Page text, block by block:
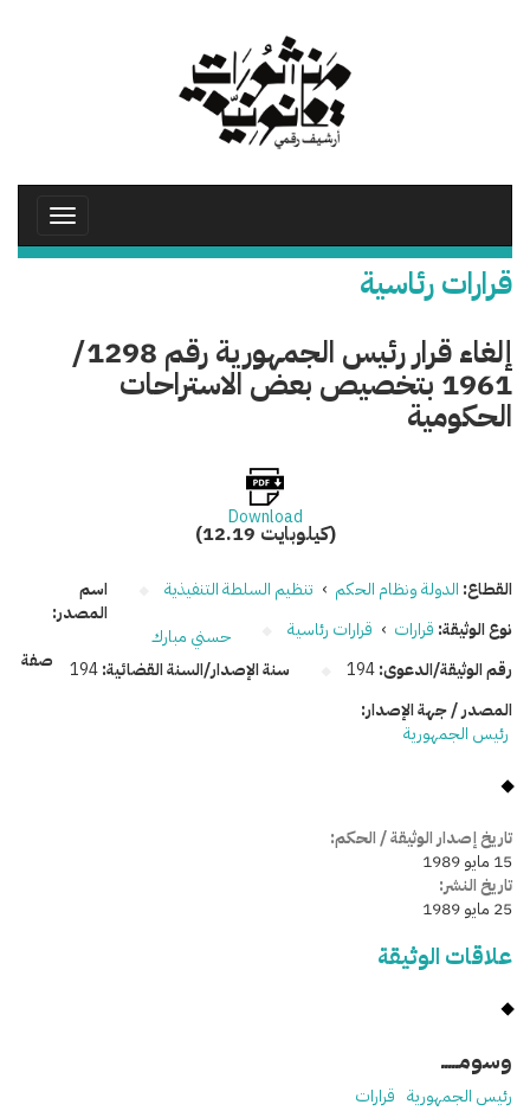
Toggle
قرارات رئاسية
إلغاء قرار رئيس الجمهورية رقم 1298/
1961 بتخصيص بعض الاستراحات
الحكومية
Download
(12.19 كيلوبايت)
القطاع: الدولة ونظام الحكم › تنظيم السلطة التنفيذية
نوع الوثيقة: قرارات › قرارات رئاسية
رقم الوثيقة/الدعوى:194 سنة الإصدار/السنة القضائية:194
اسم
المصدر:
حسني مبارك
صفة
المصدر / جهة الإصدار:
رئيس الجمهورية
تاريخ إصدار الوثيقة / الحكم:
15 مايو 1989
تاريخ النشر:
25 مايو 1989
علاقات الوثيقة
وسومـــــ
رئيس الجمهورية قرارات